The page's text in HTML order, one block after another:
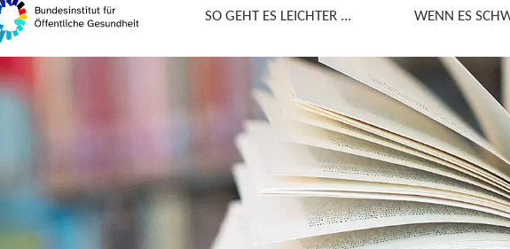
SO GEHT ES LEICHTER ... WENN ES